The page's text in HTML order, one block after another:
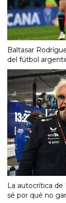
Baltasar
del fútbol
La autocrítica de
sé por qué no